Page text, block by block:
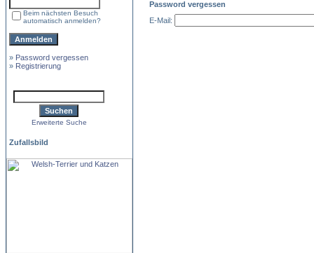
Beim nächsten Besuch
automatisch anmelden?
» Password vergessen
» Registrierung
Erweiterte Suche
Zufallsbild
Password vergessen
E-Mail: